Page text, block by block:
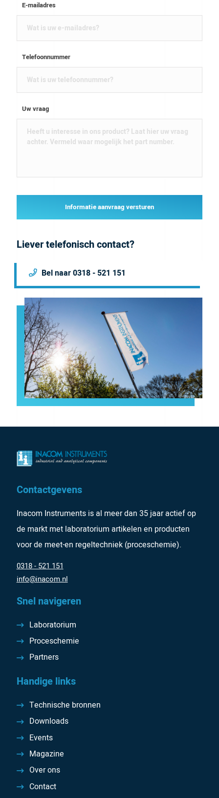
E-mailadres
Telefoonnummer
Uw vraag
Informatie aanvraag versturen
Liever telefonisch contact?
Bel naar 0318 - 521 151
Contactgevens
Inacom Instruments is al meer dan 35 jaar actief op
de markt met laboratorium artikelen en producten
voor de meet-en regeltechniek (proceschemie).
0318 - 521 151
info@inacom.nl
Snel navigeren
Laboratorium
Proceschemie
Partners
Handige links
Technische bronnen
Downloads
Events
Magazine
Over ons
Contact